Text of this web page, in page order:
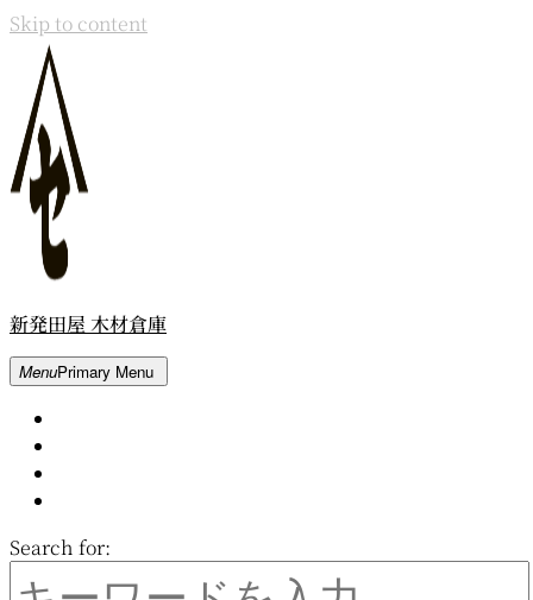
Skip to content
新発田屋 木材倉庫
MenuPrimary Menu
Search for: